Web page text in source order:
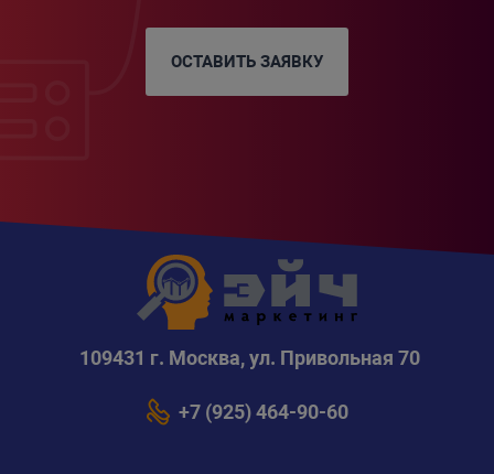
ОСТАВИТЬ ЗАЯВКУ
109431 г. Москва, ул. Привольная 70
+7 (925) 464-90-60